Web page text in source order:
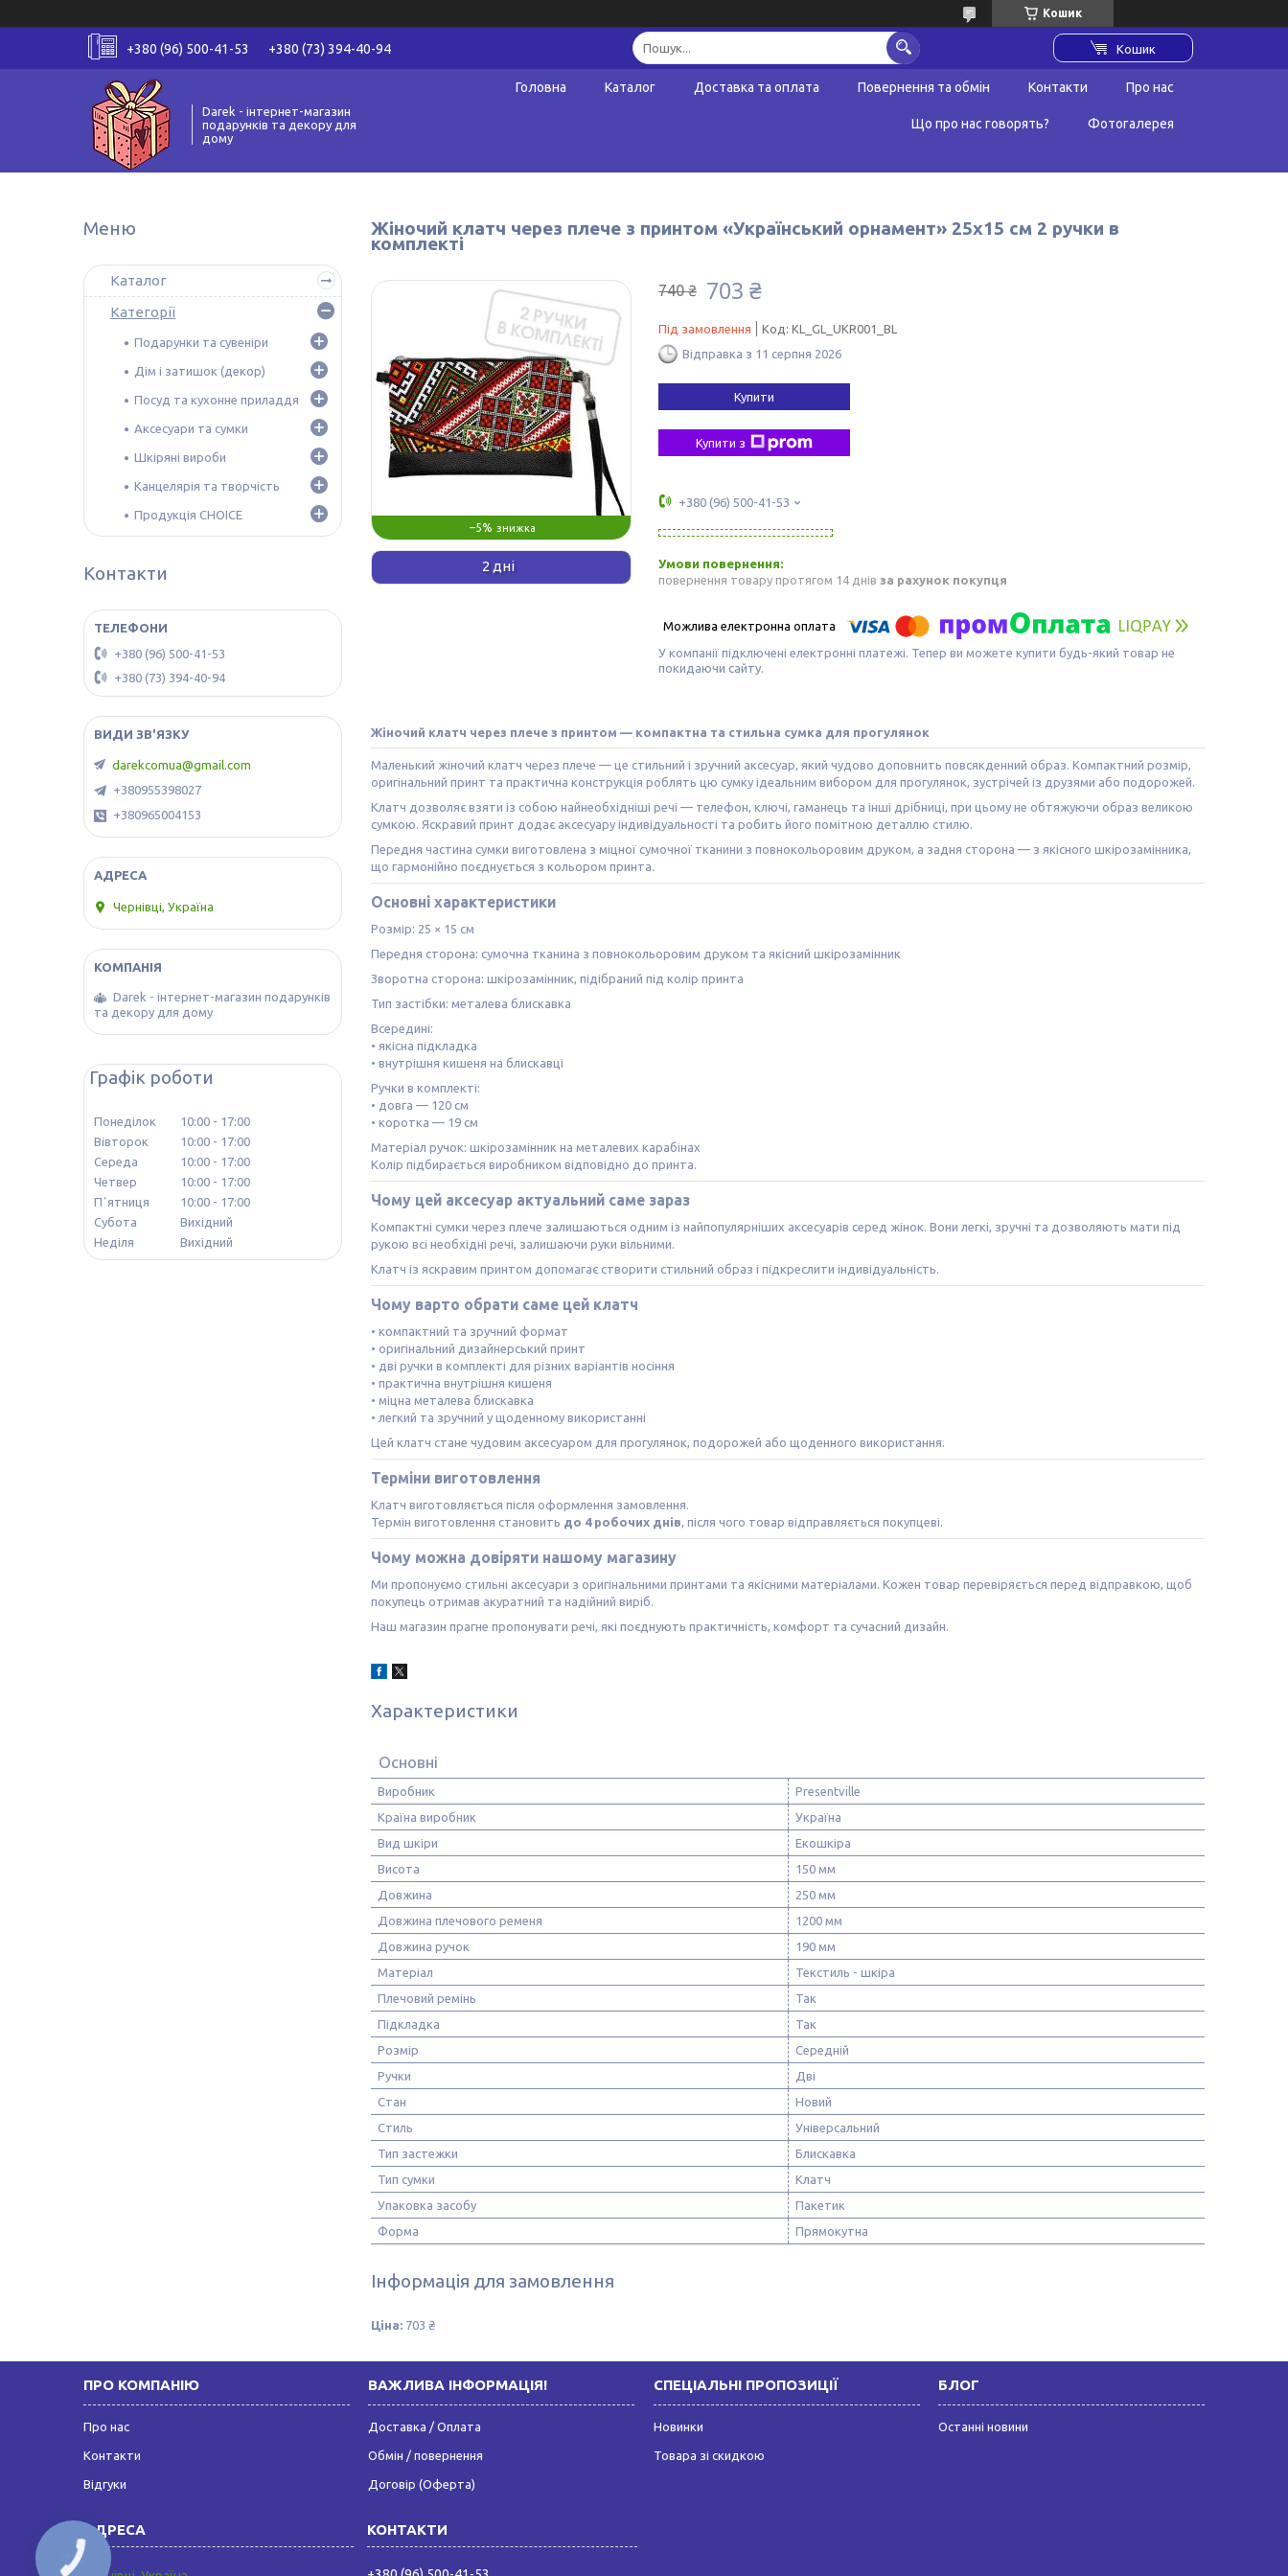
Кошик
+380 (96) 500-41-53 +380 (73) 394-40-94 Кошик
Darek - інтернет-магазин
подарунків та декору для
дому
Головна Каталог Доставка та оплата Повернення та обмін Контакти Про нас
Що про нас говорять? Фотогалерея
Жіночий клатч через плече з принтом «Український орнамент» 25х15 см 2 ручки в
комплекті
–5%
2 дні
740 ₴ 703 ₴
Під замовлення Код: KL_GL_UKR001_BL
Відправка з 11 серпня 2026
Купити
Купити з
+380 (96) 500-41-53
повернення товару протягом 14 днів за рахунок покупця
У компанії підключені електронні платежі. Тепер ви можете купити будь-який товар не
покидаючи сайту.
Жіночий клатч через плече з принтом — компактна та стильна сумка для прогулянок
Маленький жіночий клатч через плече — це стильний і зручний аксесуар, який чудово доповнить повсякденний образ. Компактний розмір,
оригінальний принт та практична конструкція роблять цю сумку ідеальним вибором для прогулянок, зустрічей із друзями або подорожей.
Клатч дозволяє взяти із собою найнеобхідніші речі — телефон, ключі, гаманець та інші дрібниці, при цьому не обтяжуючи образ великою
сумкою. Яскравий принт додає аксесуару індивідуальності та робить його помітною деталлю стилю.
Передня частина сумки виготовлена з міцної сумочної тканини з повнокольоровим друком, а задня сторона — з якісного шкірозамінника,
що гармонійно поєднується з кольором принта.
Основні характеристики
Розмір: 25 × 15 см
Передня сторона: сумочна тканина з повнокольоровим друком та якісний шкірозамінник
Зворотна сторона: шкірозамінник, підібраний під колір принта
Тип застібки: металева блискавка
Всередині:
• якісна підкладка
• внутрішня кишеня на блискавці
Ручки в комплекті:
• довга — 120 см
• коротка — 19 см
Матеріал ручок: шкірозамінник на металевих карабінах
Колір підбирається виробником відповідно до принта.
Чому цей аксесуар актуальний саме зараз
Компактні сумки через плече залишаються одним із найпопулярніших аксесуарів серед жінок. Вони легкі, зручні та дозволяють мати під
рукою всі необхідні речі, залишаючи руки вільними.
Клатч із яскравим принтом допомагає створити стильний образ і підкреслити індивідуальність.
Чому варто обрати саме цей клатч
• компактний та зручний формат
• оригінальний дизайнерський принт
• дві ручки в комплекті для різних варіантів носіння
• практична внутрішня кишеня
• міцна металева блискавка
• легкий та зручний у щоденному використанні
Цей клатч стане чудовим аксесуаром для прогулянок, подорожей або щоденного використання.
Терміни виготовлення
Клатч виготовляється після оформлення замовлення.
Термін виготовлення становить до 4 робочих днів , після чого товар відправляється покупцеві.
Чому можна довіряти нашому магазину
Ми пропонуємо стильні аксесуари з оригінальними принтами та якісними матеріалами. Кожен товар перевіряється перед відправкою, щоб
покупець отримав акуратний та надійний виріб.
Наш магазин прагне пропонувати речі, які поєднують практичність, комфорт та сучасний дизайн.
Характеристики
Основні
Виробник
Presentville
Країна виробник
Україна
Вид шкіри
Екошкіра
Висота
150 мм
Довжина
250 мм
Довжина плечового ременя
1200 мм
Довжина ручок
190 мм
Матеріал
Текстиль - шкіра
Плечовий ремінь
Так
Підкладка
Так
Розмір
Середній
Ручки
Дві
Стан
Новий
Стиль
Універсальний
Тип застежки
Блискавка
Тип сумки
Клатч
Упаковка засобу
Пакетик
Форма
Прямокутна
Інформація для замовлення
Ціна: 703 ₴
Каталог
Категорії
Подарунки та сувеніри
Дім і затишок (декор)
Посуд та кухонне приладдя
Аксесуари та сумки
Шкіряні вироби
Канцелярія та творчість
Продукція CHOICE
Контакти
+380 (96) 500-41-53
+380 (73) 394-40-94
darekcomua@gmail.com
+380955398027
+380965004153
Чернівці, Україна
Darek - інтернет-магазин подарунків
та декору для дому
Графік роботи
Понеділок 10:00
17:00
Вівторок
10:00
17:00
Середа
10:00
17:00
Четвер
10:00
17:00
Пʼятниця
10:00
17:00
Субота
Вихідний
Неділя
Вихідний
ПРО КОМПАНІЮ
Про нас
Контакти
Відгуки
ВАЖЛИВА ІНФОРМАЦІЯ!
Доставка / Оплата
Обмін / повернення
Договір (Оферта)
СПЕЦІАЛЬНІ ПРОПОЗИЦІЇ
Новинки
Товара зі скидкою
БЛОГ
Останні новини
КНОПКА
ЗВ'ЯЗКУ